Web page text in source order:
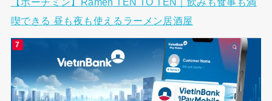
喫できる 昼も夜も使えるラーメン居酒屋